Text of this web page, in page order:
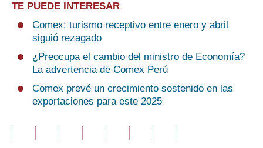
TE PUEDE INTERESAR
Comex: turismo receptivo entre enero y abril
siguió rezagado
¿Preocupa el cambio del ministro de Economía?
La advertencia de Comex Perú
Comex prevé un crecimiento sostenido en las
exportaciones para este 2025